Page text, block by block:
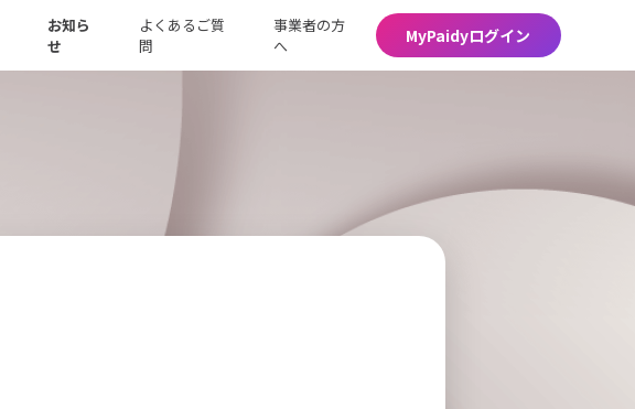
お知ら
せ
よくあるご質
問
事業者の方
へ
MyPaidyログイン